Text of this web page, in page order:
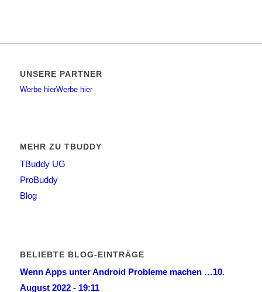
UNSERE PARTNER
Werbe hierWerbe hier
MEHR ZU TBUDDY
TBuddy UG
ProBuddy
Blog
BELIEBTE BLOG-EINTRÄGE
Wenn Apps unter Android Probleme machen …10.
August 2022 - 19:11